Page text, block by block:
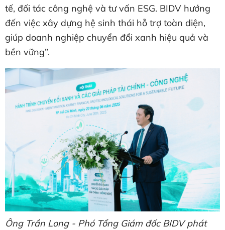
tế, đối tác công nghệ và tư vấn ESG. BIDV hướng
đến việc xây dựng hệ sinh thái hỗ trợ toàn diện,
giúp doanh nghiệp chuyển đổi xanh hiệu quả và
bền vững”.
Ông Trần Long - Phó Tổng Giám đốc BIDV phát